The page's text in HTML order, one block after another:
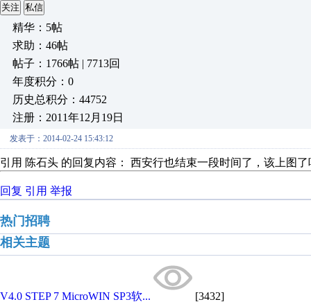
关注 私信
精华：5帖
求助：46帖
帖子：1766帖 | 7713回
年度积分：0
历史总积分：44752
注册：2011年12月19日
发表于：2014-02-24 15:43:12
引用 陈石头 的回复内容： 西安行也结束一段时间了，该上图了
回复 引用 举报
热门招聘
相关主题
V4.0 STEP 7 MicroWIN SP3软... [3432]